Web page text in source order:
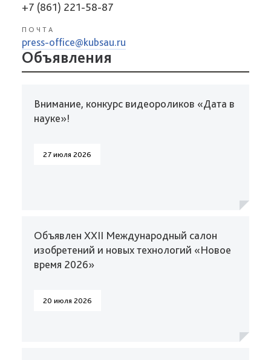
+7 (861) 221-58-87
ПОЧТА
press-office@kubsau.ru
Объявления
Внимание, конкурс видеороликов «Дата в
науке»!
27 июля 2026
Объявлен XXII Международный салон
изобретений и новых технологий «Новое
время 2026»
20 июля 2026